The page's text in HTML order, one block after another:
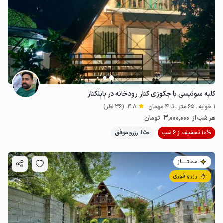
کلبه سوئیسی با جکوزی کنار رودخانه در بابلکنار
1 خوابه . 65 متر . تا 4 مهمان 4.8 (36 نظر)
هر شب از 3٬000٬000 تومان
10% تخفیف از 6 شب
50+ رزرو موفق
مـمـتــــــاز
رزرو فوری